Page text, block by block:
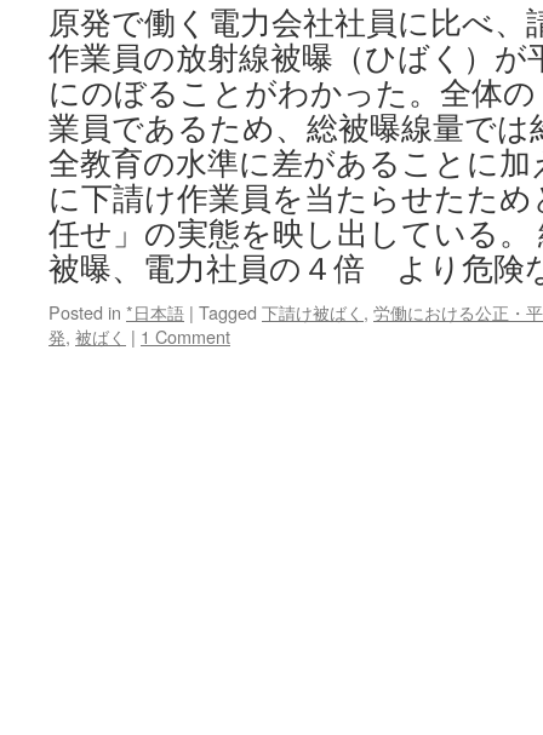
原発で働く電力会社社員に比べ、
作業員の放射線被曝（ひばく）が
にのぼることがわかった。全体
業員であるため、総被曝線量では
全教育の水準に差があることに
に下請け作業員を当たらせたた
任せ」の実態を映し出している。
被曝、電力社員の４倍 より危険
Posted in *日本語 | Tagged 下請け被ばく , 労働における公正・
発, 被ばく | 1 Comment